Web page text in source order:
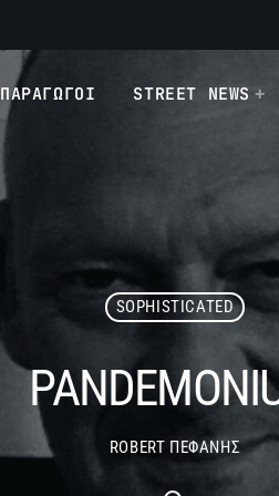
ΠΑΡΑΓΩΓΟΙ STREET NEWS
SOPHISTICATED
ROBERT ΠΕΦΑΝΗΣ